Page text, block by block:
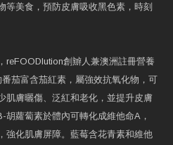
等美食，預防皮膚吸收黑色素，時刻
reFOODlution創辧人兼澳洲註冊營養
茄富含茄紅素，屬強效抗氧化物，可
肌膚曬傷、泛紅和老化，並提升皮膚
蘿蔔素於體內可轉化成維他命A，
強化肌膚屏障。藍莓含花青素和維他